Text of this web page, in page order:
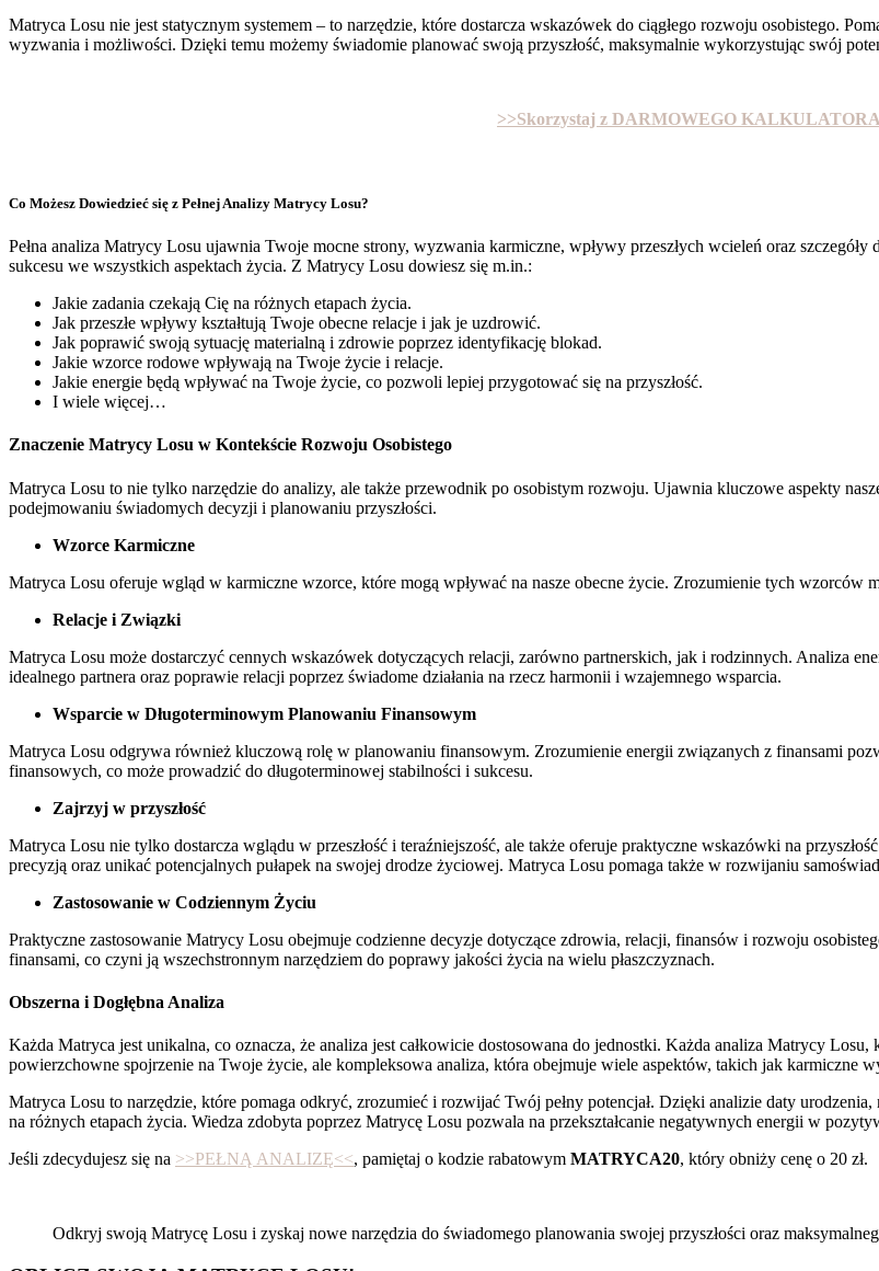
Matryca Losu nie jest statycznym systemem – to narzędzie, które dostarcza wskazówek do ciągłego rozwoju osobistego.
wyzwania i możliwości. Dzięki temu możemy świadomie planować swoją przyszłość, maksymalnie wykorzystując swój
>>Skorzystaj z DARMOWEGO
Co Możesz Dowiedzieć się z Pełnej Analizy Matrycy Losu?
Pełna analiza Matrycy Losu ujawnia Twoje mocne strony, wyzwania karmiczne, wpływy przeszłych wcieleń oraz
sukcesu we wszystkich aspektach życia. Z Matrycy Losu dowiesz się m.in.:
Jakie zadania czekają Cię na różnych etapach życia.
Jak przeszłe wpływy kształtują Twoje obecne relacje i jak je uzdrowić.
Jak poprawić swoją sytuację materialną i zdrowie poprzez identyfikację blokad.
Jakie wzorce rodowe wpływają na Twoje życie i relacje.
Jakie energie będą wpływać na Twoje życie, co pozwoli lepiej przygotować się na przyszłość.
I wiele więcej…
Znaczenie Matrycy Losu w Kontekście Rozwoju Osobistego
Matryca Losu to nie tylko narzędzie do analizy, ale także przewodnik po osobistym rozwoju. Ujawnia kluczowe aspekty
podejmowaniu świadomych decyzji i planowaniu przyszłości.
Wzorce Karmiczne
Matryca Losu oferuje wgląd w karmiczne wzorce, które mogą wpływać na nasze obecne życie. Zrozumienie tych
Relacje i Związki
Matryca Losu może dostarczyć cennych wskazówek dotyczących relacji, zarówno partnerskich, jak i rodzinnych. Analiza
idealnego partnera oraz poprawie relacji poprzez świadome działania na rzecz harmonii i wzajemnego wsparcia.
Wsparcie w Długoterminowym Planowaniu Finansowym
Matryca Losu odgrywa również kluczową rolę w planowaniu finansowym. Zrozumienie energii związanych z finansami
finansowych, co może prowadzić do długoterminowej stabilności i sukcesu.
Zajrzyj w przyszłość
Matryca Losu nie tylko dostarcza wglądu w przeszłość i teraźniejszość, ale także oferuje praktyczne wskazówki na
precyzją oraz unikać potencjalnych pułapek na swojej drodze życiowej. Matryca Losu pomaga także w rozwijaniu
Zastosowanie w Codziennym Życiu
Praktyczne zastosowanie Matrycy Losu obejmuje codzienne decyzje dotyczące zdrowia, relacji, finansów i rozwoju
finansami, co czyni ją wszechstronnym narzędziem do poprawy jakości życia na wielu płaszczyznach.
Obszerna i Dogłębna Analiza
Każda Matryca jest unikalna, co oznacza, że analiza jest całkowicie dostosowana do jednostki. Każda analiza Matrycy
powierzchowne spojrzenie na Twoje życie, ale kompleksowa analiza, która obejmuje wiele aspektów, takich jak karmiczne
Matryca Losu to narzędzie, które pomaga odkryć, zrozumieć i rozwijać Twój pełny potencjał. Dzięki analizie daty
na różnych etapach życia. Wiedza zdobyta poprzez Matrycę Losu pozwala na przekształcanie negatywnych energii w
Jeśli zdecydujesz się na >>PEŁNĄ ANALIZĘ<<, pamiętaj o kodzie rabatowym MATRYCA20, który obniży cenę o 20 zł.
Odkryj swoją Matrycę Losu i zyskaj nowe narzędzia do świadomego planowania swojej przyszłości oraz